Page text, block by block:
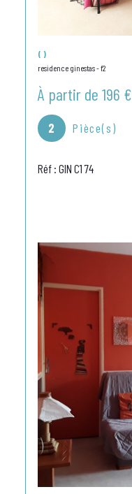
()
residence ginestas - f2
À partir de 196
2 Pièce(s)
Réf : GIN C1 74